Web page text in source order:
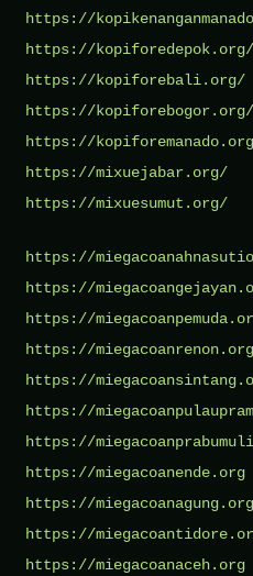
https://
https://kopiforedepok.org/
https://kopiforebali.org/
https://kopiforebogor.org/
https://
https://mixuejabar.org/
https://mixuesumut.org/
https://
https://
https://
https://miegacoanrenon.org
https://
https://
https://
https://miegacoanende.org
https://miegacoanagung.org
https://
https://miegacoanaceh.org